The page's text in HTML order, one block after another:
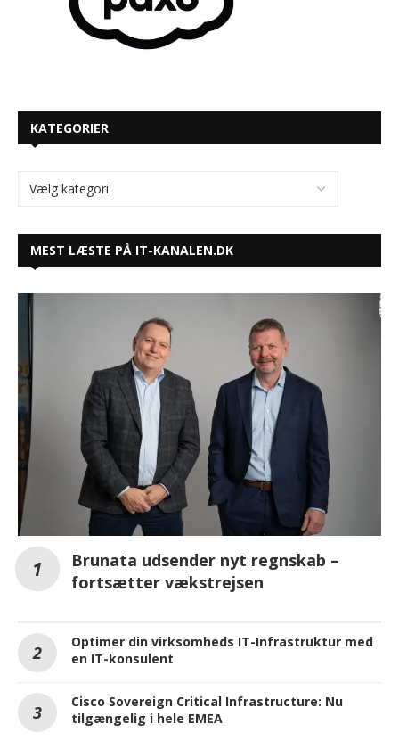
KATEGORIER
MEST LÆSTE PÅ IT-KANALEN.DK
Brunata udsender nyt regnskab –
fortsætter vækstrejsen
Optimer din virksomheds IT-Infrastruktur med
en IT-konsulent
Cisco Sovereign Critical Infrastructure: Nu
tilgængelig i hele EMEA